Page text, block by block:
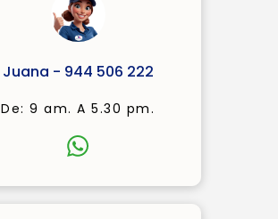
Juana - 944 506 222
De: 9 am. A 5.30 pm.